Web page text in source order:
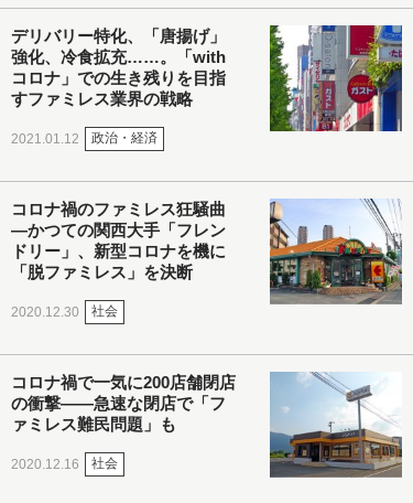
デリバリー特化、「唐揚げ」
強化、冷食拡充……。「with
コロナ」での生き残りを目指
すファミレス業界の戦略
2021.01.12 政治・経済
コロナ禍のファミレス狂騒曲
―かつての関西大手「フレン
ドリー」、新型コロナを機に
「脱ファミレス」を決断
2020.12.30 社会
コロナ禍で一気に200店舗閉店
の衝撃――急速な閉店で「フ
ァミレス難民問題」も
2020.12.16 社会